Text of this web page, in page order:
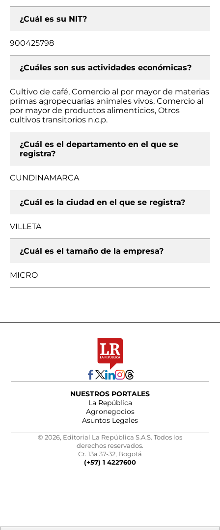
¿Cuál es su NIT?
900425798
¿Cuáles son sus actividades económicas?
Cultivo de café, Comercio al por mayor de materias
primas agropecuarias animales vivos, Comercio al
por mayor de productos alimenticios, Otros
cultivos transitorios n.c.p.
¿Cuál es el departamento en el que se
registra?
CUNDINAMARCA
¿Cuál es la ciudad en el que se registra?
VILLETA
¿Cuál es el tamaño de la empresa?
MICRO
NUESTROS PORTALES
La República
Agronegocios
Asuntos Legales
© 2026, Editorial La República S.A.S. Todos los
derechos reservados.
Cr. 13a 37-32, Bogotá
(+57) 1 4227600